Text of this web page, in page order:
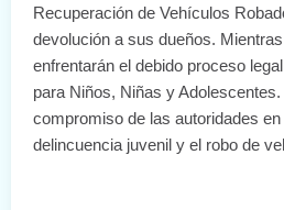
Recuperación de Vehículos
devolución a sus dueños.
enfrentarán el debido proceso
para Niños, Niñas y
compromiso de las autoridades
delincuencia juvenil y el robo de